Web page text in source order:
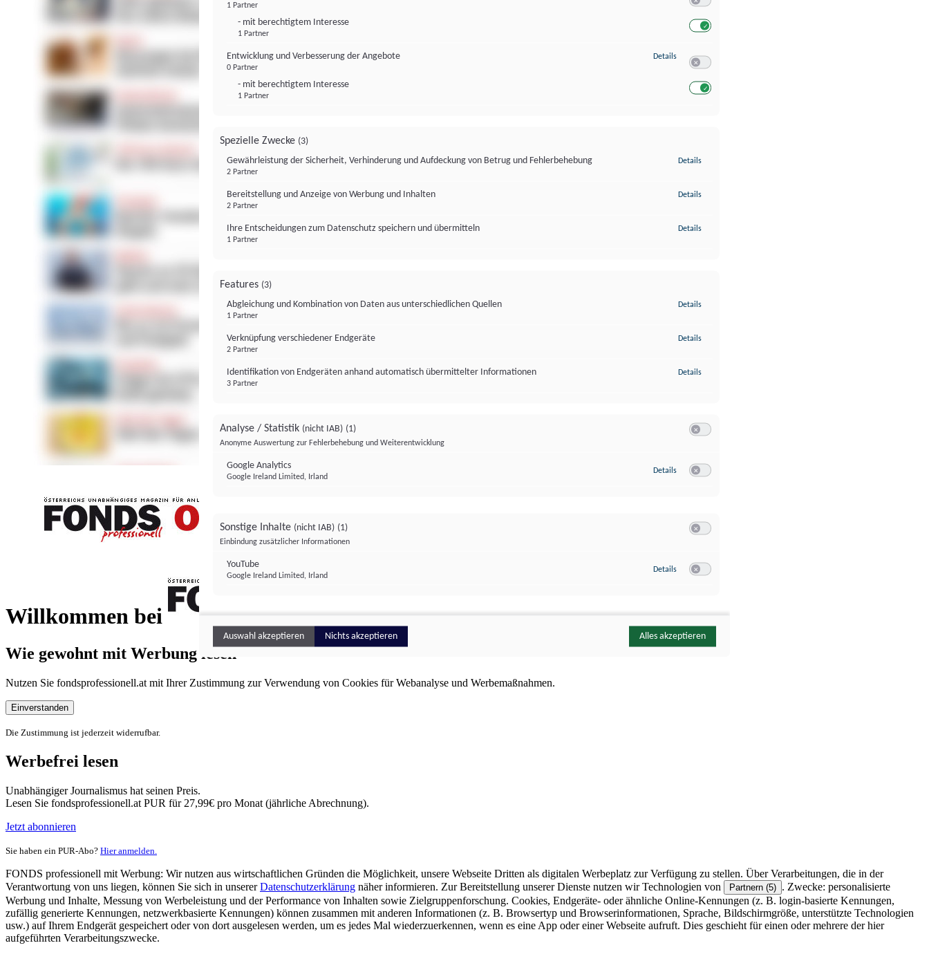
Willkommen bei
FONDS professionell
Wie gewohnt mit Werbung lesen
Nutzen Sie fondsprofessionell.at mit Ihrer Zustimmung zur Verwendung von Cookies für Webanalyse und Werbemaßnahmen.
Einverstanden
Die Zustimmung ist jederzeit widerrufbar.
Werbefrei lesen
Unabhängiger Journalismus hat seinen Preis.
Lesen Sie fondsprofessionell.at PUR für 27,99€ pro Monat (jährliche Abrechnung).
Jetzt abonnieren
Sie haben ein PUR-Abo? Hier anmelden.
FONDS professionell mit Werbung: Wir nutzen aus wirtschaftlichen Gründen die Möglichkeit, unsere Webseite Dritten als digitalen Werbeplatz zur Verfügung zu stellen. Über Verarbeitungen, die in der
Verantwortung von uns liegen, können Sie sich in unsererDatenschutzerklärung näher informieren. Zur Bereitstellung unserer Dienste nutzen wir Technologien von Partnern (5) . Zwecke: personalisierte
Werbung und Inhalte, Messung von Werbeleistung und der Performance von Inhalten sowie Zielgruppenforschung. Cookies, Endgeräte- oder ähnliche Online-Kennungen (z. B. login-basierte Kennungen,
zufällig generierte Kennungen, netzwerkbasierte Kennungen) können zusammen mit anderen Informationen (z. B. Browsertyp und Browserinformationen, Sprache, Bildschirmgröße, unterstützte Technologien
usw.) auf Ihrem Endgerät gespeichert oder von dort ausgelesen werden, um es jedes Mal wiederzuerkennen, wenn es eine App oder einer Webseite aufruft. Dies geschieht für einen oder mehrere der hier
aufgeführten Verarbeitungszwecke.
1 Partner
- mit berechtigtem Interesse
1 Partner
Entwicklung und Verbesserung der Angebote
0 Partner
- mit berechtigtem Interesse
1 Partner
Details zu Entwicklung und Verbesserung der Angebote
Spezielle Zwecke (3)
Gewährleistung der Sicherheit, Verhinderung und Aufdeckung von Betrug und Fehlerbehebung
2 Partner
Details
Bereitstellung und Anzeige von Werbung und Inhalten
2 Partner
Details
Ihre Entscheidungen zum Datenschutz speichern und übermitteln
1 Partner
Details
Features (3)
Abgleichung und Kombination von Daten aus unterschiedlichen Quellen
1 Partner
Details
Verknüpfung verschiedener Endgeräte
2 Partner
Details
Identifikation von Endgeräten anhand automatisch übermittelter Informationen
3 Partner
Details
Analyse / Statistik (nicht IAB) (1)
Anonyme Auswertung zur Fehlerbehebung und Weiterentwicklung
Google Analytics
Google Ireland Limited, Irland
Details zu Google Analytics
Sonstige Inhalte (nicht IAB) (1)
Einbindung zusätzlicher Informationen
YouTube
Google Ireland Limited, Irland
Details zu YouTube
Auswahl akzeptieren Nichts akzeptieren Alles akzeptieren